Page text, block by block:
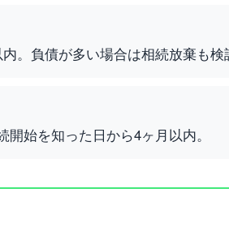
。負債が多い場合は相続放棄も検
始を知った日から4ヶ月以内。